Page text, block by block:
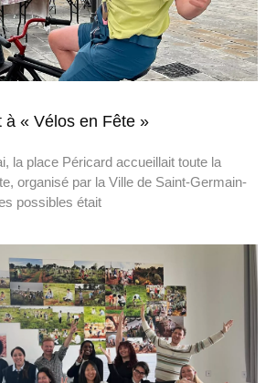
à « Vélos en Fête »
la place Péricard accueillait toute la
organisé par la Ville de Saint-Germain-
possibles était